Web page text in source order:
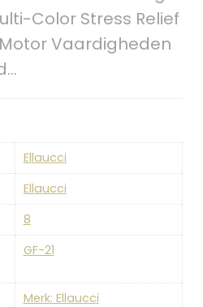
Color Stress Relief
Vaardigheden
‎Ellaucci
‎Ellaucci
‎8
‎GF-21
Merk: Ellaucci